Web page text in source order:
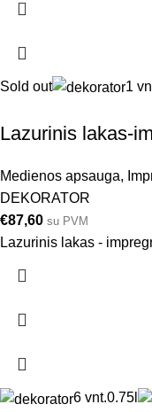
Sold out 1
Lazurinis lakas-
Medienos apsauga,
DEKORATOR
€87,60 su PVM
Lazurinis lakas -
6 vnt.0.75l